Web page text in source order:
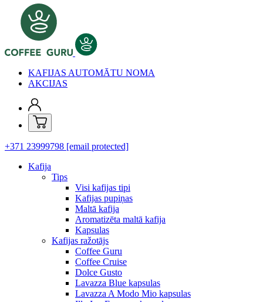
KAFIJAS AUTOMĀTU NOMA
AKCIJAS
+371 23999798 [email protected]
Kafija
Tips
Visi kafijas tipi
Kafijas pupiņas
Maltā kafija
Aromatizēta maltā kafija
Kapsulas
Kafijas ražotājs
Coffee Guru
Coffee Cruise
Dolce Gusto
Lavazza Blue kapsulas
Lavazza A Modo Mio kapsulas